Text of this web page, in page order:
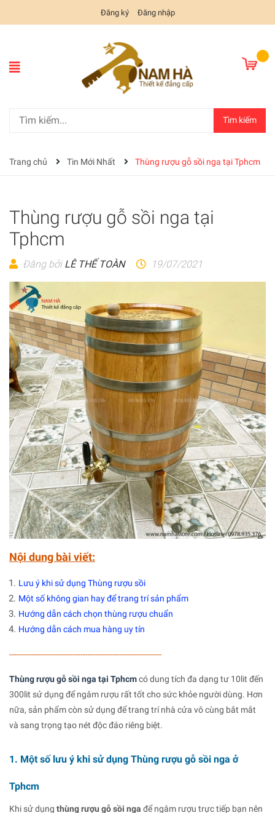
Đăng ký Đăng nhập
Tìm kiếm
Trang chủ Tin Mới Nhất Thùng rượu gỗ sồi nga tại Tphcm
Thùng rượu gỗ sồi nga tại
Tphcm
Đăng bởi LÊ THẾ TOÀN 19/07/2021
Nội dung bài viết:
Lưu ý khi sử dụng Thùng rượu sồi
Một số không gian hay để trang trí sản phẩm
Hướng dẫn cách chọn thùng rượu chuẩn
Hướng dẫn cách mua hàng uy tín
--------------------------------------------------------------
Thùng rượu gỗ sồi nga tại Tphcmcó dung tích đa dạng tư 10lit đến
300lit sử dụng để ngâm rượu rất tốt cho sức khỏe người dùng. Hơn
nữa, sản phẩm còn sử dụng để trang trí nhà cửa vô cùng bắt mắt
và sang trọng tạo nét độc đáo riêng biệt.
1. Một số lưu ý khi sử dụng Thùng rượu gỗ sồi nga ở
Tphcm
Khi sử dụng thùng rượu gỗ sồi nga để ngâm rượu trực tiếp bạn nên